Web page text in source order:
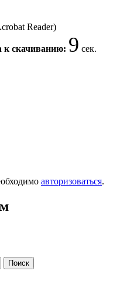
Reader)
к скачиванию: 9 сек.
авторизоваться.